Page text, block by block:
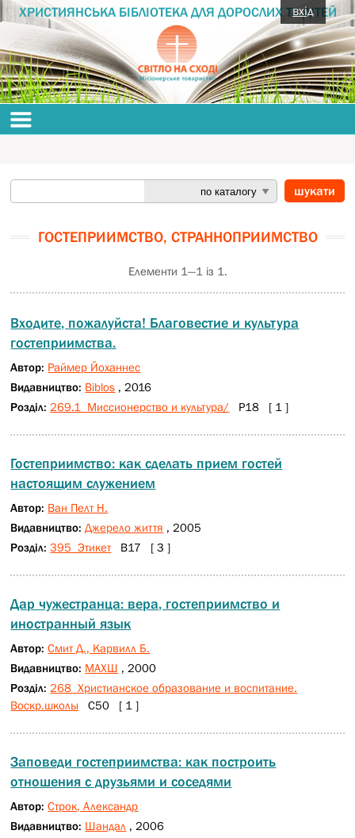
ХРИСТИЯНСЬКА БІБЛІОТЕКА ДЛЯ ДОРОСЛИХ ТА ДІТЕЙ
ГОСТЕПРИИМСТВО, СТРАННОПРИИМСТВО
Елементи 1—1 із 1.
Входите, пожалуйста! Благовестие и культура
гостеприимства.
Автор: Раймер Йоханнес
Видавництво: Biblos , 2016
Розділ: 269.1 Миссионерство и культура/ Р18 [ 1 ]
Гостеприимство: как сделать прием гостей
настоящим служением
Автор: Ван Пелт Н.
Видавництво:Джерело життя , 2005
Розділ: 395 ЭтикетВ17 [ 3 ]
Дар чужестранца: вера, гостеприимство и
иностранный язык
Автор:Смит Д., Карвилл Б.
Видавництво: МАХШ , 2000
Розділ: 268 Христианское образование и воспитание.
Воскр.школы С50 [ 1 ]
Заповеди гостеприимства: как построить
отношения с друзьями и соседями
Автор:Строк, Александр
Видавництво: Шандал , 2006
вхід